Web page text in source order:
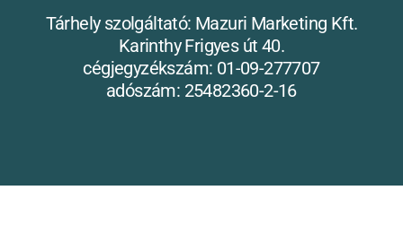
Tárhely szolgáltató: Mazuri Marketing Kft.
Karinthy Frigyes út 40.
cégjegyzékszám: 01-09-277707
adószám: 25482360-2-16